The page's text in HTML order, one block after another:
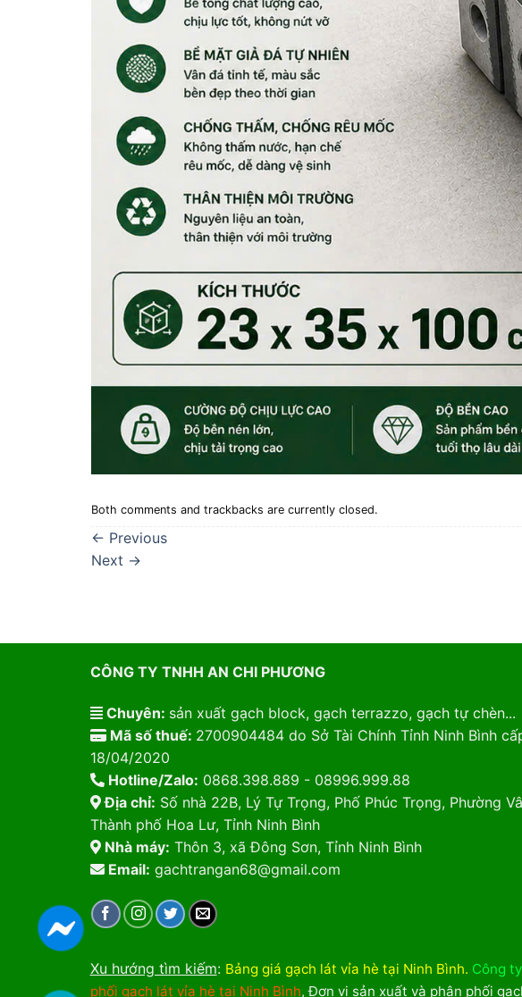
Both comments and trackbacks are currently closed.
← Previous
Next →
CÔNG TY TNHH AN CHI PHƯƠNG
Chuyên: sản xuất gạch block, gạch terrazzo, gạch tự chèn...
Mã số thuế: 2700904484 do Sở Tài Chính Tỉnh Ninh Bình
18/04/2020
Hotline/Zalo: 0868.398.889 - 08996.999.88
Địa chỉ: Số nhà 22B, Lý Tự Trọng, Phố Phúc Trọng, Phường
Thành phố Hoa Lư, Tỉnh Ninh Bình
Nhà máy: Thôn 3, xã Đông Sơn, Tỉnh Ninh Bình
Email: gachtrangan68@gmail.com
Xu hướng tìm kiếm: Bảng giá gạch lát vỉa hè tại Ninh Bình. Công
phối gạch lát vỉa hè tại Ninh Bình,Đơn vị sản xuất và phân phối